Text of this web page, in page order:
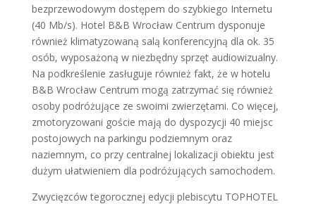
bezprzewodowym dostępem do szybkiego Internetu
(40 Mb/s). Hotel B&B Wrocław Centrum dysponuje
również klimatyzowaną salą konferencyjną dla ok. 35
osób, wyposażoną w niezbędny sprzęt audiowizualny.
Na podkreślenie zasługuje również fakt, że w hotelu
B&B Wrocław Centrum mogą zatrzymać się również
osoby podróżujące ze swoimi zwierzętami. Co więcej,
zmotoryzowani goście mają do dyspozycji 40 miejsc
postojowych na parkingu podziemnym oraz
naziemnym, co przy centralnej lokalizacji obiektu jest
dużym ułatwieniem dla podróżujących samochodem.
Zwycięzców tegorocznej edycji plebiscytu TOPHOTEL